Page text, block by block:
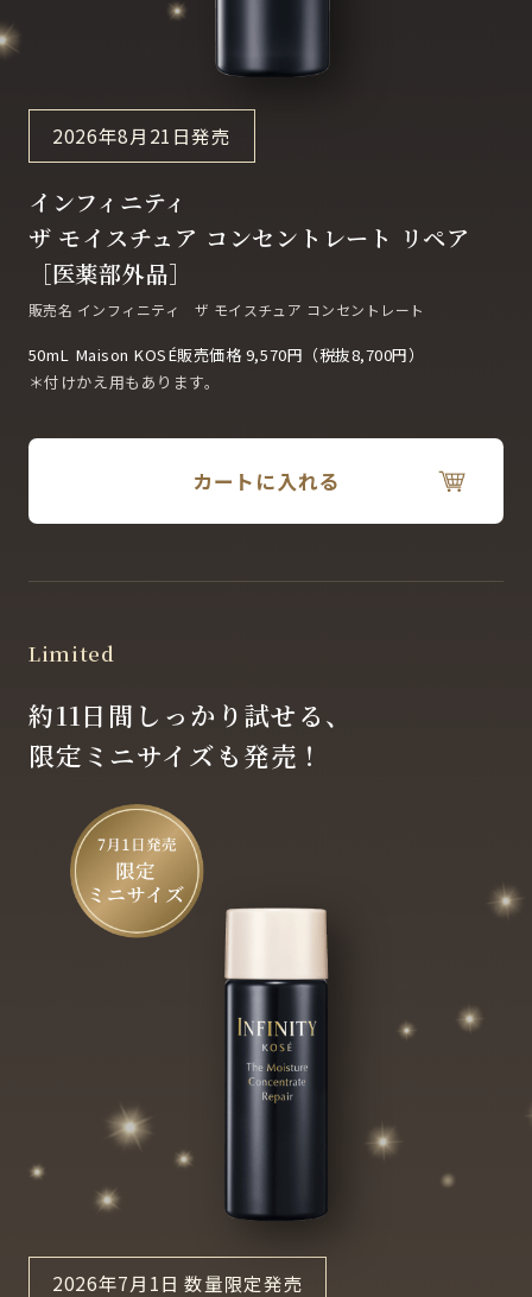
2026年8月21日発売
インフィニティ
ザ モイスチュア コンセントレート リペア
［医薬部外品］
販売名 インフィニティ ザ モイスチュア コンセントレート
50mL Maison KOSÉ販売価格 9,570円（税抜8,700円）
＊付けかえ用もあります。
カートに入れる
Limited
約11日間しっかり試せる、
限定ミニサイズも発売！
2026年7月1日 数量限定発売